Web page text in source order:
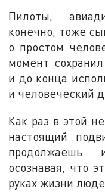
Пилоты,
конечно, тоже
о простом
момент
и до конца
и человеческий
Как раз в этой
настоящий
продолжаешь
осознавая, что
руках жизни